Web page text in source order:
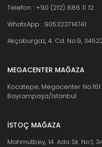
Telefon : +90 (212) 886 11 12
WhatsApp : 905323714741
Akçaburgaz, 4. Cd. No:9,
MEGACENTER MAĞAZA
Kocatepe, Megacenter No:161
Bayrampaşa/İstanbul
İSTOÇ MAĞAZA
Mahmutbey, 14. Ada Sk. No:1,